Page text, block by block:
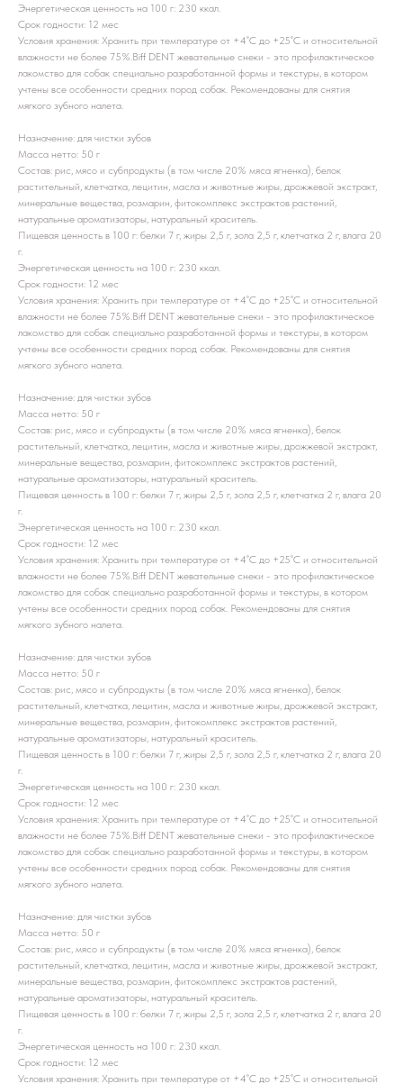
Энергетическая ценность на 100 г: 230 ккал.
Срок годности: 12 мес
Условия хранения: Хранить при температуре от +4˚С до +25˚С и относительной
влажности не более 75%.Biff DENT жевательные снеки - это профилактическое
лакомство для собак специально разработанной формы и текстуры, в котором
учтены все особенности средних пород собак. Рекомендованы для снятия
мягкого зубного налета.
Назначение: для чистки зубов
Масса нетто: 50 г
Состав: рис, мясо и субпродукты (в том числе 20% мяса ягненка), белок
растительный, клетчатка, лецитин, масла и животные жиры, дрожжевой экстракт,
минеральные вещества, розмарин, фитокомплекс экстрактов растений,
натуральные ароматизаторы, натуральный краситель.
Пищевая ценность в 100 г: белки 7 г, жиры 2,5 г, зола 2,5 г, клетчатка 2 г, влага 20
г.
Энергетическая ценность на 100 г: 230 ккал.
Срок годности: 12 мес
Условия хранения: Хранить при температуре от +4˚С до +25˚С и относительной
влажности не более 75%.Biff DENT жевательные снеки - это профилактическое
лакомство для собак специально разработанной формы и текстуры, в котором
учтены все особенности средних пород собак. Рекомендованы для снятия
мягкого зубного налета.
Назначение: для чистки зубов
Масса нетто: 50 г
Состав: рис, мясо и субпродукты (в том числе 20% мяса ягненка), белок
растительный, клетчатка, лецитин, масла и животные жиры, дрожжевой экстракт,
минеральные вещества, розмарин, фитокомплекс экстрактов растений,
натуральные ароматизаторы, натуральный краситель.
Пищевая ценность в 100 г: белки 7 г, жиры 2,5 г, зола 2,5 г, клетчатка 2 г, влага 20
г.
Энергетическая ценность на 100 г: 230 ккал.
Срок годности: 12 мес
Условия хранения: Хранить при температуре от +4˚С до +25˚С и относительной
влажности не более 75%.Biff DENT жевательные снеки - это профилактическое
лакомство для собак специально разработанной формы и текстуры, в котором
учтены все особенности средних пород собак. Рекомендованы для снятия
мягкого зубного налета.
Назначение: для чистки зубов
Масса нетто: 50 г
Состав: рис, мясо и субпродукты (в том числе 20% мяса ягненка), белок
растительный, клетчатка, лецитин, масла и животные жиры, дрожжевой экстракт,
минеральные вещества, розмарин, фитокомплекс экстрактов растений,
натуральные ароматизаторы, натуральный краситель.
Пищевая ценность в 100 г: белки 7 г, жиры 2,5 г, зола 2,5 г, клетчатка 2 г, влага 20
г.
Энергетическая ценность на 100 г: 230 ккал.
Срок годности: 12 мес
Условия хранения: Хранить при температуре от +4˚С до +25˚С и относительной
влажности не более 75%.Biff DENT жевательные снеки - это профилактическое
лакомство для собак специально разработанной формы и текстуры, в котором
учтены все особенности средних пород собак. Рекомендованы для снятия
мягкого зубного налета.
Назначение: для чистки зубов
Масса нетто: 50 г
Состав: рис, мясо и субпродукты (в том числе 20% мяса ягненка), белок
растительный, клетчатка, лецитин, масла и животные жиры, дрожжевой экстракт,
минеральные вещества, розмарин, фитокомплекс экстрактов растений,
натуральные ароматизаторы, натуральный краситель.
Пищевая ценность в 100 г: белки 7 г, жиры 2,5 г, зола 2,5 г, клетчатка 2 г, влага 20
г.
Энергетическая ценность на 100 г: 230 ккал.
Срок годности: 12 мес
Условия хранения: Хранить при температуре от +4˚С до +25˚С и относительной